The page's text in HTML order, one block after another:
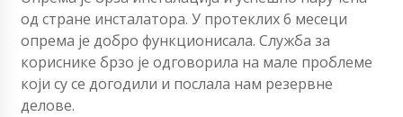
од стране инсталатора. У протеклих 6 месеци
опрема је добро функционисала. Служба за
кориснике брзо је одговорила на мале проблеме
који су се догодили и послала нам резервне
делове.